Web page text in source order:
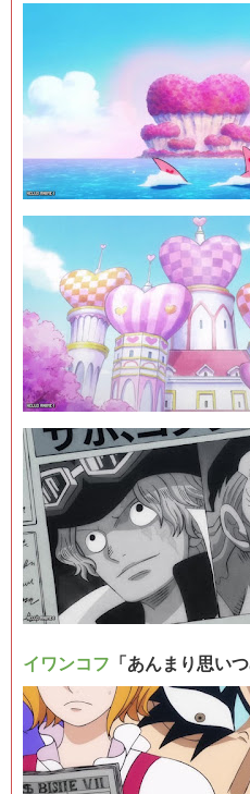
ハローアニメ
イワンコフ 「あんまり思い